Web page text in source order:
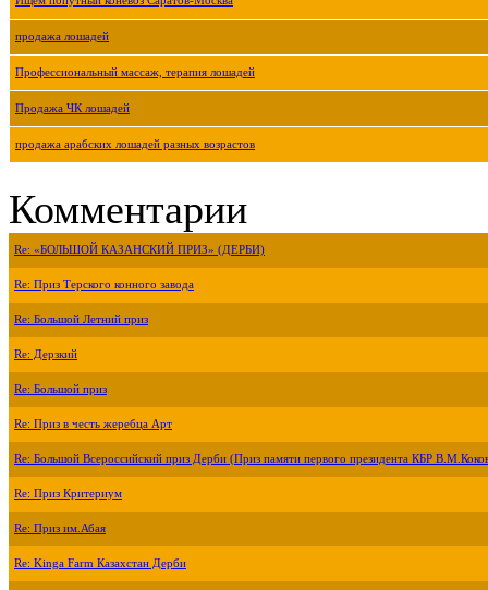
продажа лошадей
Профессиональный массаж, терапия лошадей
Продажа ЧК лошадей
продажа арабских лошадей разных возрастов
Комментарии
Re: «БОЛЬШОЙ КАЗАНСКИЙ ПРИЗ» (ДЕРБИ)
Re: Приз Терского конного завода
Re: Большой Летний приз
Re: Дерзкий
Re: Большой приз
Re: Приз в честь жеребца Арт
Re: Большой Всероссийский приз Дерби (Приз памяти первого президента КБР
Re: Приз Критериум
Re: Приз им.Абая
Re: Kinga Farm Казахстан Дерби